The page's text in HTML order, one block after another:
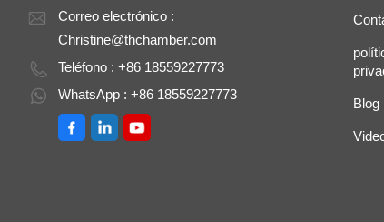
Correo electrónico :
Christine@thchamber.com
Teléfono : +86 18559227773
WhatsApp : +86 18559227773
Blog